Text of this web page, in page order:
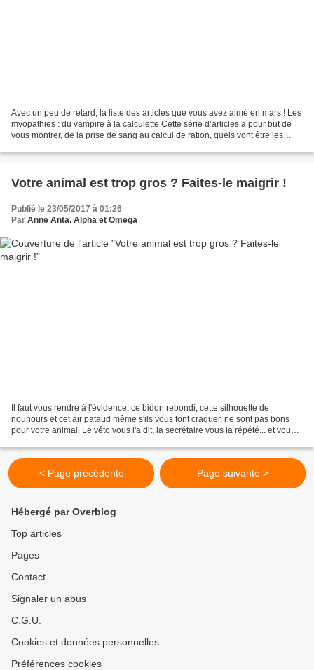
Avec un peu de retard, la liste des articles que vous avez aimé en mars ! Les
myopathies : du vampire à la calculette Cette série d’articles a pour but de
vous montrer, de la prise de sang au calcul de ration, quels vont être les
Votre animal est trop gros ? Faites-le maigrir !
Publié le 23/05/2017 à 01:26
Par Anne Anta. Alpha et Omega
Il faut vous rendre à l'évidence, ce bidon rebondi, cette silhouette de
nounours et cet air pataud même s'ils vous font craquer, ne sont pas bons
pour votre animal. Le véto vous l'a dit, la secrétaire vous la répété... et vous
< Page précédente Page suivante >
Hébergé par Overblog
Top articles
Pages
Contact
Signaler un abus
C.G.U.
Cookies et données personnelles
Préférences cookies